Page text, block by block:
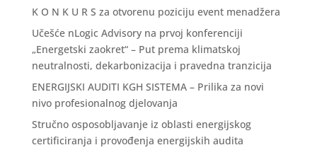
K O N K U R S za otvorenu poziciju event menadžera
Učešće nLogic Advisory na prvoj konferenciji
„Energetski zaokret“ – Put prema klimatskoj
neutralnosti, dekarbonizacija i pravedna tranzicija
ENERGIJSKI AUDITI KGH SISTEMA – Prilika za novi
nivo profesionalnog djelovanja
Stručno osposobljavanje iz oblasti energijskog
certificiranja i provođenja energijskih audita